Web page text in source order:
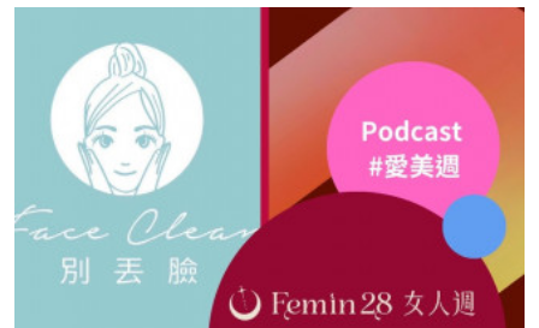
給人初生之犢不畏虎的感覺，但也因為太過於理想主義，
常常撞得滿頭包！ 2.魔術師｜對應水星 魔術師為什麼
多能吸引女性呢？因為魔術師充滿自信，就能如魔術般的
能展現創造力，給人期待感、驚喜感，更能開創你所想像
不到的潛力！ 3.女祭司｜對應月球 如同人群中的智者
般，總是在團隊中能擔任大腦角色，總是能受到大家的認
可，但相對需承擔的責任也大。 4.皇后｜對應金星 愛
與美的代表，人生就該如同皇后般的充滿自信，並且能享
受週邊的資源，並同時照顧好身邊的親朋好友。 5.皇帝
｜對應白羊座 說到皇帝，就是要有一統江山的霸氣！所以
對問題時，如聖君般的皇帝總能堅定立場，不僅擁有領導
能力，更能帶領周遭的人迎向美好的將來。 6.教皇｜對
了，不少訓練方式有錯誤以外，也有很多網友們會非常推
崇網美、韓星的身材，開始有了很多體態目標名詞，像是
螞蟻腰、直角間、完美肩線等等，但這些體態真的合理
嗎？其實以物理治療師的專業觀點來看，這些體態的訓練
過程是非常容易導致身體受傷的，所以卡關實驗室
Podcast節目會針對網路熱門議題來做蒐集，並提供相關
解析，希望能幫助聽眾朋友們在瘦身、雕塑體態的過程，
是健康不太容易受傷的，那究竟我們會有哪些迷思拆解和
建議方針呢？請一定要完整收聽以下的節目內容唷！ 瘦身
迷思1｜拉筋好處多，聽說拉筋可調整體態，有效瘦身，
還能瘦蘿蔔腿，比深蹲、跑步更有效！這是真的嗎？ 拉
筋主要是關於放鬆和伸展肌肉，騰出關節中的空間，從而
增加身體各部位的活動範圍，拉筋能幫助改善身體的靈活